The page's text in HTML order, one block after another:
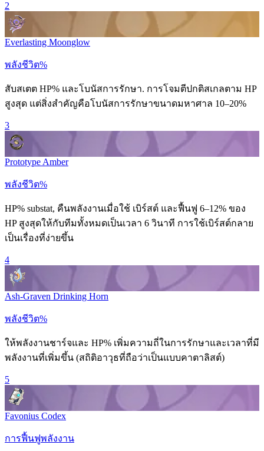
2
Everlasting Moonglow
พลังชีวิต%
สับสเตต HP% และโบนัสการรักษา. การโจมตีปกติสเกลตาม HP
สูงสุด แต่สิ่งสำคัญคือโบนัสการรักษาขนาดมหาศาล 10–20%
3
Prototype Amber
พลังชีวิต%
HP% substat, คืนพลังงานเมื่อใช้ เบิร์สต์ และฟื้นฟู 6–12% ของ
HP สูงสุดให้กับทีมทั้งหมดเป็นเวลา 6 วินาที การใช้เบิร์สต์กลาย
เป็นเรื่องที่ง่ายขึ้น
4
Ash-Graven Drinking Horn
พลังชีวิต%
ให้พลังงานชาร์จและ HP% เพิ่มความถี่ในการรักษาและเวลาที่มี
พลังงานที่เพิ่มขึ้น (สถิติอาวุธที่ถือว่าเป็นแบบคาตาลิสต์)
5
Favonius Codex
การฟื้นฟูพลังงาน